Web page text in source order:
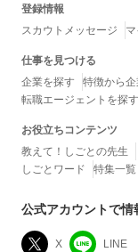
登録情報
スカウトメッセージ
仕事を見つける
企業を探す
特徴から
転職エージェントを探す
お役立ちコンテンツ
教えて！しごとの先生
しごとワード
特集一覧
公式アカウントで情
X LINE